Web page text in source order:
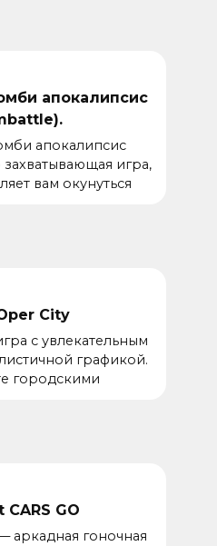
апокалипсис
апокалипсис
игра,
вам окунуться
City
с увлекательным
графикой.
городскими
CARS GO
аркадная гоночная